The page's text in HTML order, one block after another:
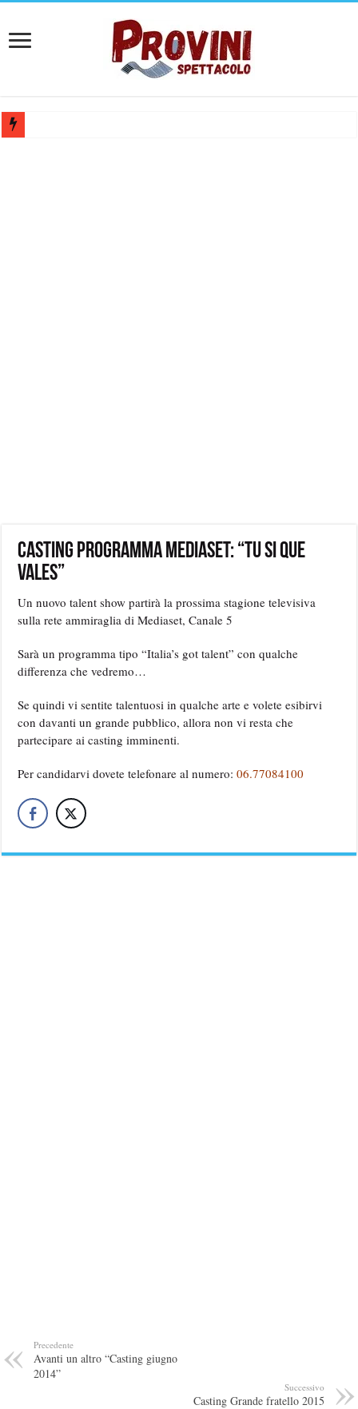
Casting programma Mediaset: “Tu si que
vales”
Un nuovo talent show partirà la prossima stagione televisiva
sulla rete ammiraglia di Mediaset, Canale 5
Sarà un programma tipo “Italia’s got talent” con qualche
differenza che vedremo…
Se quindi vi sentite talentuosi in qualche arte e volete esibirvi
con davanti un grande pubblico, allora non vi resta che
partecipare ai casting imminenti.
Per candidarvi dovete telefonare al numero:06.77084100
Precedente
Avanti un altro “Casting giugno
2014”
Successivo
Casting Grande fratello 2015